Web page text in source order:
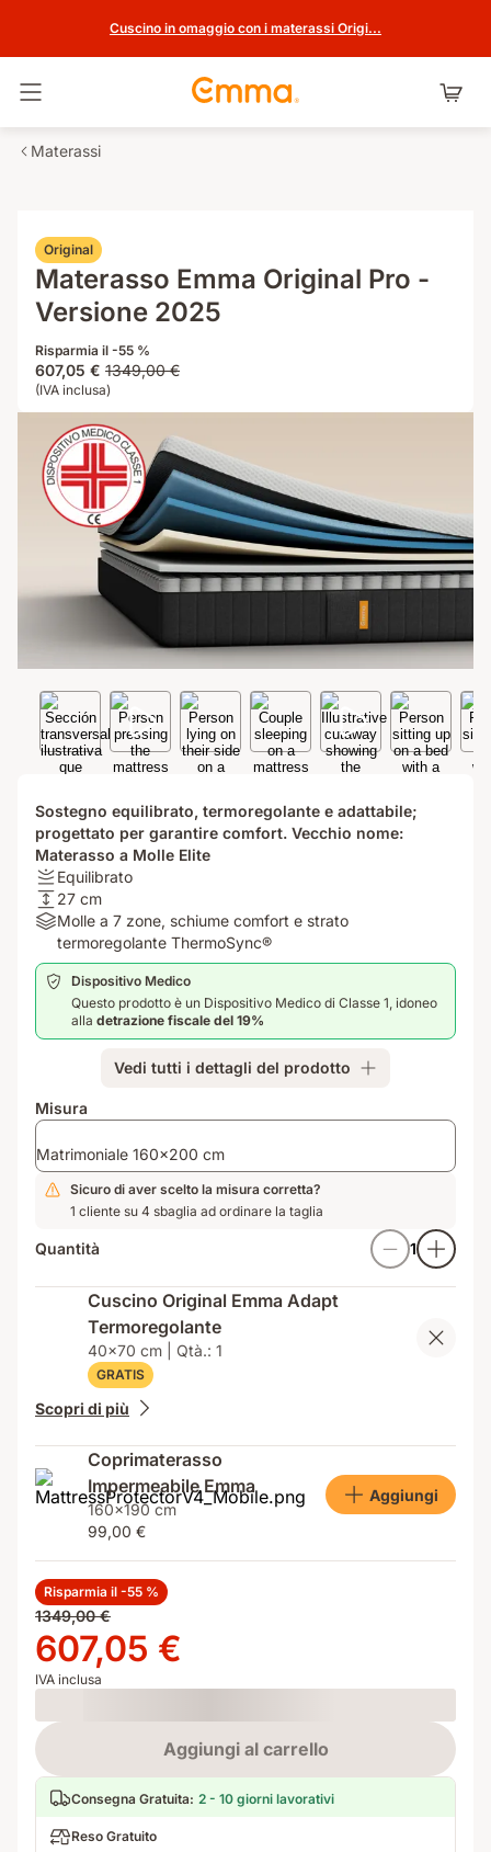
Cuscino in omaggio con i materassi Origi...
Materassi
Original
Materasso Emma Original Pro -
Versione 2025
Risparmia il -55 %
Prezzo
607,05 €
607,05 € Prezzo
originale
1349,00 €
1349,00 €
(IVA inclusa)
Sostegno equilibrato, termoregolante e adattabile;
progettato per garantire comfort. Vecchio nome:
Materasso a Molle Elite
Rigidità:
Equilibrato
Equilibrato
Altezza:
27
27 cm
Materiali:
Molle
a
zone,
schiume
termoregolante
Molle a 7 zone, schiume comfort e strato
termoregolante ThermoSync®
Dispositivo Medico
Questo prodotto è un Dispositivo Medico di Classe 1, idoneo
alla detrazione fiscale del 19%
Vedi tutti i dettagli del prodotto
Misura
Matrimoniale 160x200 cm
Sicuro di aver scelto la misura corretta?
1 cliente su 4 sbaglia ad ordinare la taglia
Quantità 1
Cuscino Original Emma Adapt
Termoregolante
40x70 cm | Qtà.: 1
GRATIS
Scopri di più
Coprimaterasso
Impermeabile Emma
160x190 cm
99,00 €
Aggiungi
Risparmia il -55 %
Prezzo
originale
1349,00 €
1349,00 €
Prezzo
607,05 €
607,05 €
IVA inclusa
Loading
Aggiungi al carrello
Consegna Gratuita: 2 - 10 giorni lavorativi
Reso Gratuito